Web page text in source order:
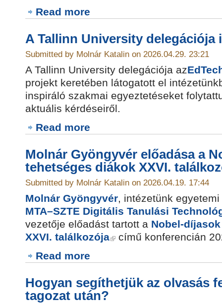
Read more
A Tallinn University delegációja
Submitted by Molnár Katalin on 2026.04.29. 23:21
A Tallinn University delegációja az
projekt keretében látogatott el
inspiráló szakmai egyeztetéseket
aktuális kérdéseiről.
Read more
Molnár Gyöngyvér előadása a
tehetséges diákok XXVI.
Submitted by Molnár Katalin on 2026.04.19. 17:44
Molnár Gyöngyvér, intézetünk
MTA–SZTE Digitális Tanulási
vezetője előadást tartott aNobel-díjasok
XXVI. találkozója című konferencián
Read more
Hogyan segíthetjük az olvasás
tagozat után?